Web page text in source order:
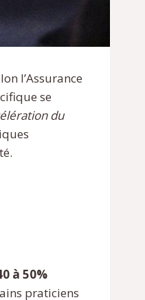
l’Assurance
se
du
à 50%
praticiens